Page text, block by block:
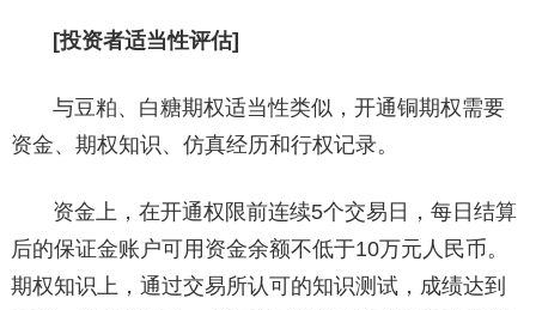
[投资者适当性评估]
与豆粕、白糖期权适当性类似，开通铜期权需要
资金、期权知识、仿真经历和行权记录。
资金上，在开通权限前连续5个交易日，每日结算
后的保证金账户可用资金余额不低于10万元人民币。
期权知识上，通过交易所认可的知识测试，成绩达到